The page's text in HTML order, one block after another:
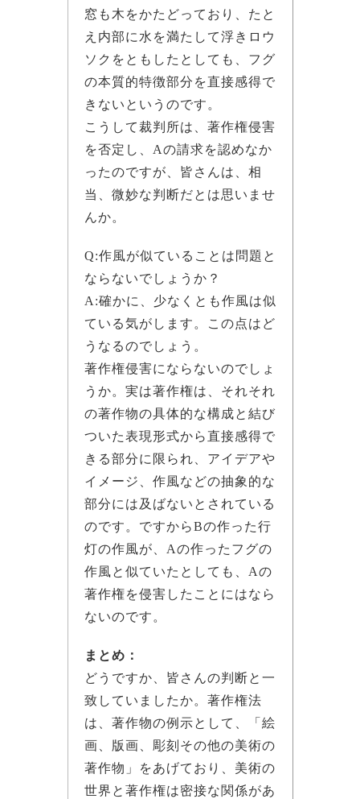
窓も木をかたどっており、たと
え内部に水を満たして浮きロウ
ソクをともしたとしても、フグ
の本質的特徴部分を直接感得で
きないというのです。
こうして裁判所は、著作権侵害
を否定し、Aの請求を認めなか
ったのですが、皆さんは、相
当、微妙な判断だとは思いませ
んか。
Q:作風が似ていることは問題と
ならないでしょうか？
A:確かに、少なくとも作風は似
ている気がします。この点はど
うなるのでしょう。
著作権侵害にならないのでしょ
うか。実は著作権は、それそれ
の著作物の具体的な構成と結び
ついた表現形式から直接感得で
きる部分に限られ、アイデアや
イメージ、作風などの抽象的な
部分には及ばないとされている
のです。ですからBの作った行
灯の作風が、Aの作ったフグの
作風と似ていたとしても、Aの
著作権を侵害したことにはなら
ないのです。
まとめ：
どうですか、皆さんの判断と一
致していましたか。著作権法
は、著作物の例示として、「絵
画、版画、彫刻その他の美術の
著作物」をあげており、美術の
世界と著作権は密接な関係があ